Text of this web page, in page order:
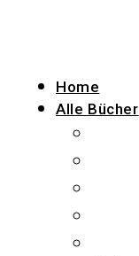
Home
Alle Bücher